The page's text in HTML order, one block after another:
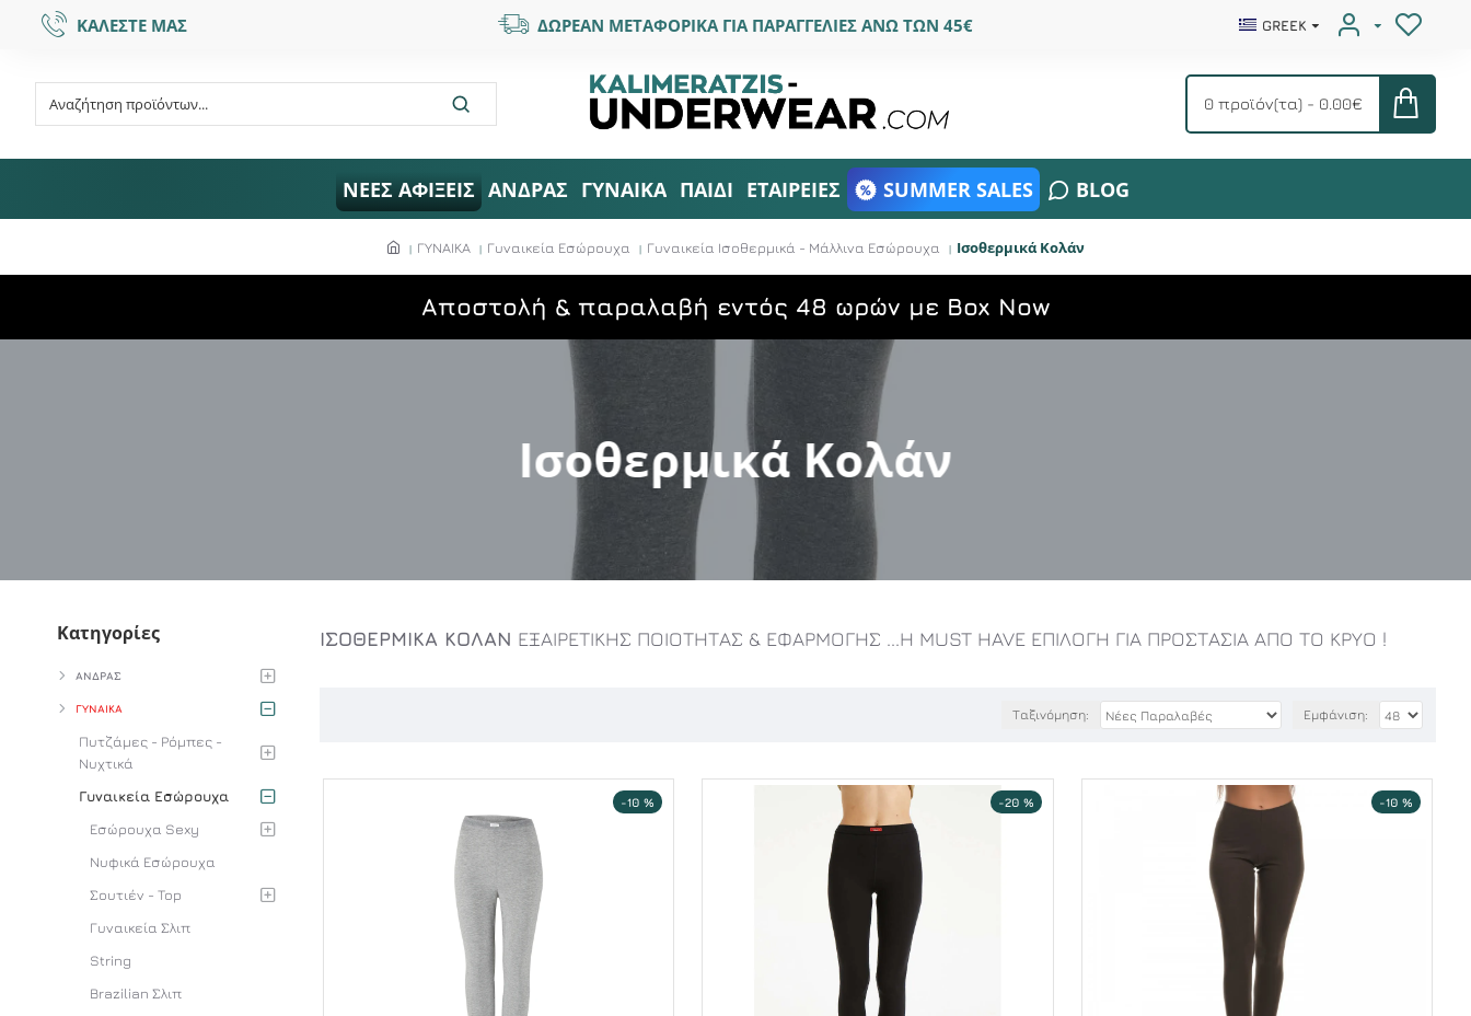
ΚΑΛΕΣΤΕ ΜΑΣ ΔΩΡΕΑΝ ΜΕΤΑΦΟΡΙΚΑ ΓΙΑ ΠΑΡΑΓΓΕΛΙΕΣ ΑΝΩ ΤΩΝ 45€ GREEK
0 προϊόν(τα) - 0.00€
ΝΕΕΣ ΑΦΙΞΕΙΣ ΑΝΔΡΑΣ ΓΥΝΑΙΚΑ ΠΑΙΔΙ ΕΤΑΙΡΕΙΕΣ SUMMER SALES BLOG
ΓΥΝΑΙΚΑ Γυναικεία Εσώρουχα Γυναικεία Ισοθερμικά - Μάλλινα Εσώρουχα Ισοθερμικά Κολάν
Aποστολή & παραλαβή εντός 48 ωρών με Box Now
Ισοθερμικά Κολάν
Κατηγορίες
ΑΝΔΡΑΣ
ΓΥΝΑΙΚΑ
Πυτζάμες - Ρόμπες -
Νυχτικά
Γυναικεία Εσώρουχα
Εσώρουχα Sexy
Νυφικά Εσώρουχα
Σουτιέν - Top
Γυναικεία Σλιπ
String
Brazilian Σλιπ
ΙΣΟΘΕΡΜΙΚΑ ΚΟΛΑΝ ΕΞΑΙΡΕΤΙΚΗΣ ΠΟΙΟΤΗΤΑΣ & ΕΦΑΡΜΟΓΗΣ ...Η MUST HAVE ΕΠΙΛΟΓΗ ΓΙΑ ΠΡΟΣΤΑΣΙΑ ΑΠΟ ΤΟ ΚΡΥΟ !
Ταξινόμηση: Εμφάνιση:
-10 % -20 % -10 %